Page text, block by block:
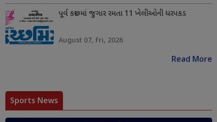
પૂર્વ કચ્છમાં જુગાર રમતા 11 ખેલીઓની ધરપકડ
August 07, Fri, 2026
Read More
Sports News